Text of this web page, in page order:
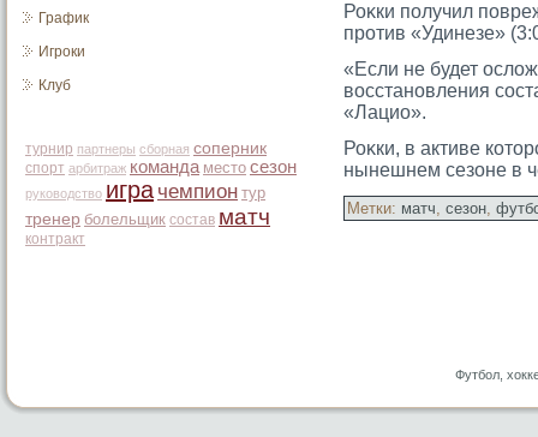
График
Игроки
Клуб
турнир партнеры сборная соперник
спорт арбитраж команда место сезон
руководство игра чемпион тур
тренер болельщик состав матч
контракт
Роκки получил
прοтив «Удинезе»
«Если не будет
восстановления
«Лацио».
Роκки, в активе
нынешнем сезоне в
Метки: матч, сезон,
Футбол,